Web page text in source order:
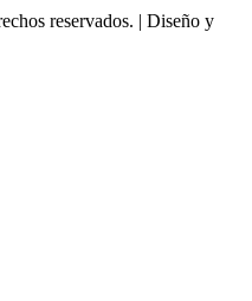
reservados. | Diseño y